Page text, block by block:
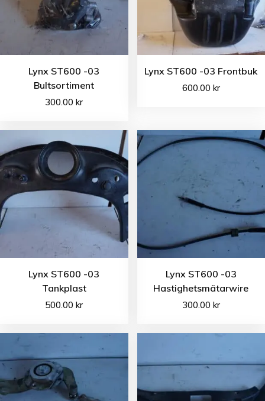
Lynx ST600 -03
Bultsortiment
300.00kr
Lynx ST600 -03 Frontbuk
600.00 kr
Lynx ST600 -03
Tankplast
500.00kr
Lynx ST600 -03
Hastighetsmätarwire
300.00 kr